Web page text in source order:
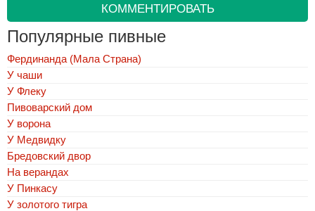
КОММЕНТИРОВАТЬ
Популярные пивные
Фердинанда (Мала Страна)
У чаши
У Флеку
Пивоварский дом
У ворона
У Медвидку
Бредовский двор
На верандах
У Пинкасу
У золотого тигра